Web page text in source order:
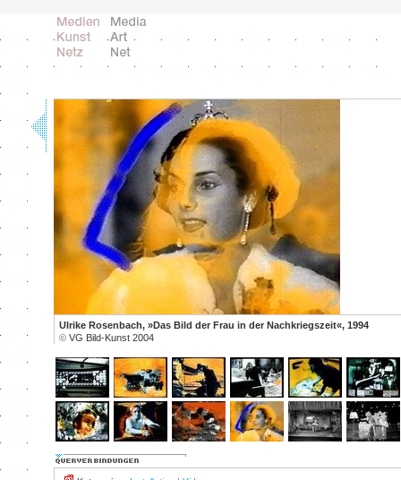
Ulrike Rosenbach, »Das Bild der Frau in der Nachkriegszeit«, 1994
© VG Bild-Kunst 2004